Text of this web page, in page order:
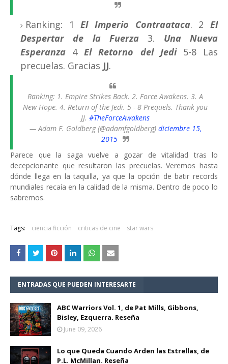
Ranking: 1El Imperio Contraataca. 2El
Despertar de la Fuerza3. Una Nueva
Esperanza 4El Retorno del Jedi5-8 Las
precuelas. Gracias JJ.
Ranking: 1. Empire Strikes Back. 2. Force Awakens. 3. A
New Hope. 4. Return of the Jedi. 5 - 8 Prequels. Thank you
JJ. #TheForceAwakens
— Adam F. Goldberg (@adamfgoldberg) diciembre 15,
2015
Parece que la saga vuelve a gozar de vitalidad tras lo
decepcionante que resultaron las precuelas. Veremos hasta
dónde llega en la taquilla, ya que la opción de batir records
mundiales recaía en la calidad de la misma. Dentro de poco lo
sabremos.
Tags: ciencia ficción criticas de cine star wars
ENTRADAS QUE PUEDEN INTERESARTE
ABC Warriors Vol. 1, de Pat Mills, Gibbons,
Bisley, Ezquerra. Reseña
June 09, 2026
Lo que Queda Cuando Arden las Estrellas, de
P.L. McMillan. Reseña